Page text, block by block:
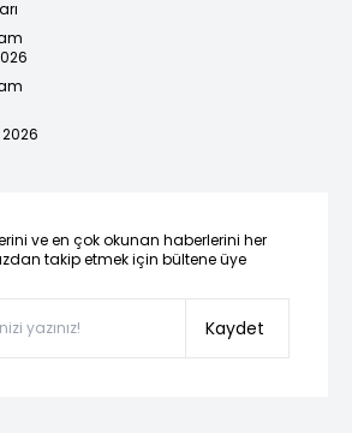
ve en çok okunan haberlerini her
takip etmek için bültene üye
Kaydet